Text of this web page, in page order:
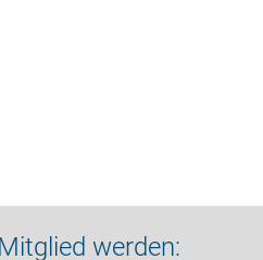
werden: